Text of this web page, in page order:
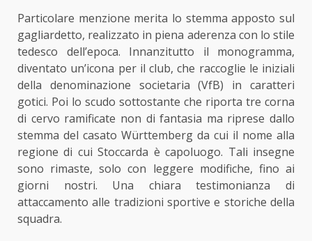
Particolare menzione merita lo stemma apposto sul
gagliardetto, realizzato in piena aderenza con lo stile
tedesco dell’epoca. Innanzitutto il monogramma,
diventato un’icona per il club, che raccoglie le iniziali
della denominazione societaria (VfB) in caratteri
gotici. Poi lo scudo sottostante che riporta tre corna
di cervo ramificate non di fantasia ma riprese dallo
stemma del casato Württemberg da cui il nome alla
regione di cui Stoccarda è capoluogo. Tali insegne
sono rimaste, solo con leggere modifiche, fino ai
giorni nostri. Una chiara testimonianza di
attaccamento alle tradizioni sportive e storiche della
squadra.